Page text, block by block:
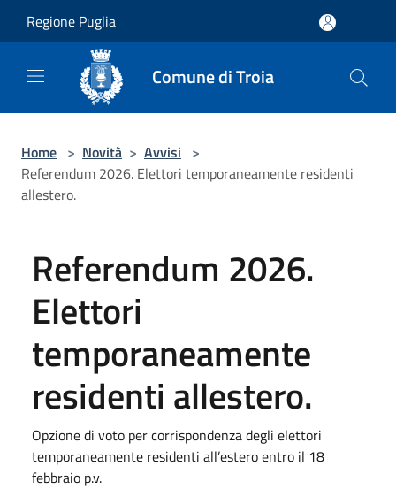
Regione Puglia
Comune di Troia
Home > Novità > Avvisi >
Referendum 2026. Elettori temporaneamente residenti
allestero.
Referendum 2026.
Elettori
temporaneamente
residenti allestero.
Opzione di voto per corrispondenza degli elettori
temporaneamente residenti all’estero entro il 18
febbraio p.v.